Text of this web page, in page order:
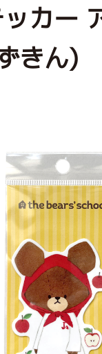
カー
きん)
ート
ツ(クイズ・